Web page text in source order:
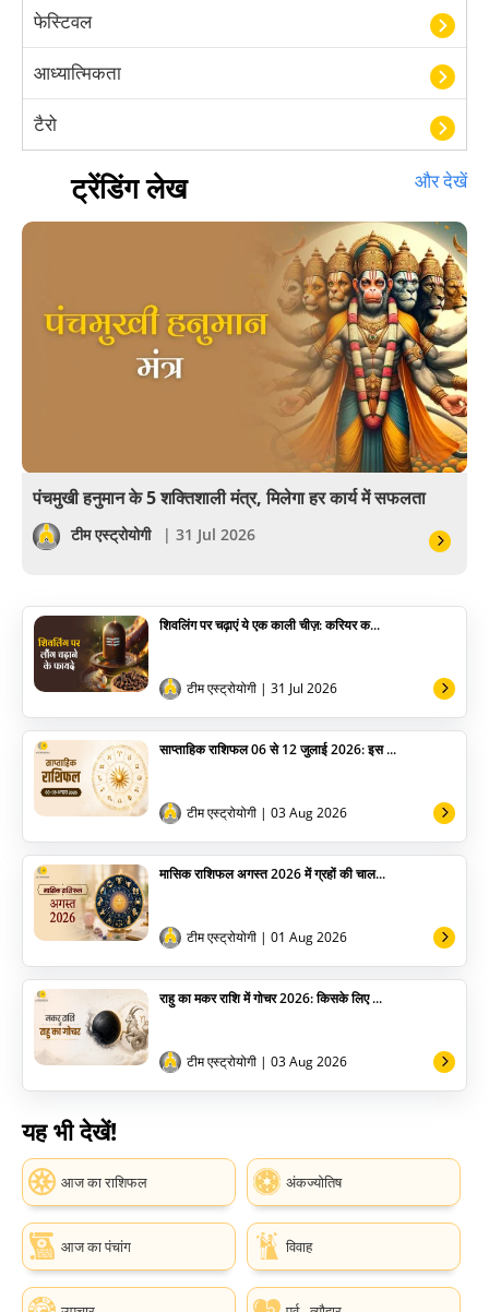
फेस्टिवल
आध्यात्मिकता
टैरो
हस्तरेखा शास्त्र
बॉलीवुड
खेल
वास्तु
सेलिब्रिटी
योग
अन्य
ट्रेंडिंग लेख और देखें
पंचमुखी हनुमान के 5 शक्तिशाली मंत्र, मिलेगा हर कार्य में सफलता
टीम एस्ट्रोयोगी | 31 Jul 2026
शिवलिंग पर चढ़ाएं ये एक काली चीज़: करियर क...
टीम एस्ट्रोयोगी | 31 Jul 2026
साप्ताहिक राशिफल 06 से 12 जुलाई 2026: इस ...
टीम एस्ट्रोयोगी | 03 Aug 2026
मासिक राशिफल अगस्त 2026 में ग्रहों की चाल...
टीम एस्ट्रोयोगी | 01 Aug 2026
राहु का मकर राशि में गोचर 2026: किसके लिए ...
टीम एस्ट्रोयोगी | 03 Aug 2026
यह भी देखें!
आज का राशिफल अंकज्योतिष
आज का पंचांग विवाह